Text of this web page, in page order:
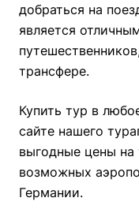
добраться на
является
трансфере.
Купить тур в
сайте нашего
выгодные цены
возможных
Германии.